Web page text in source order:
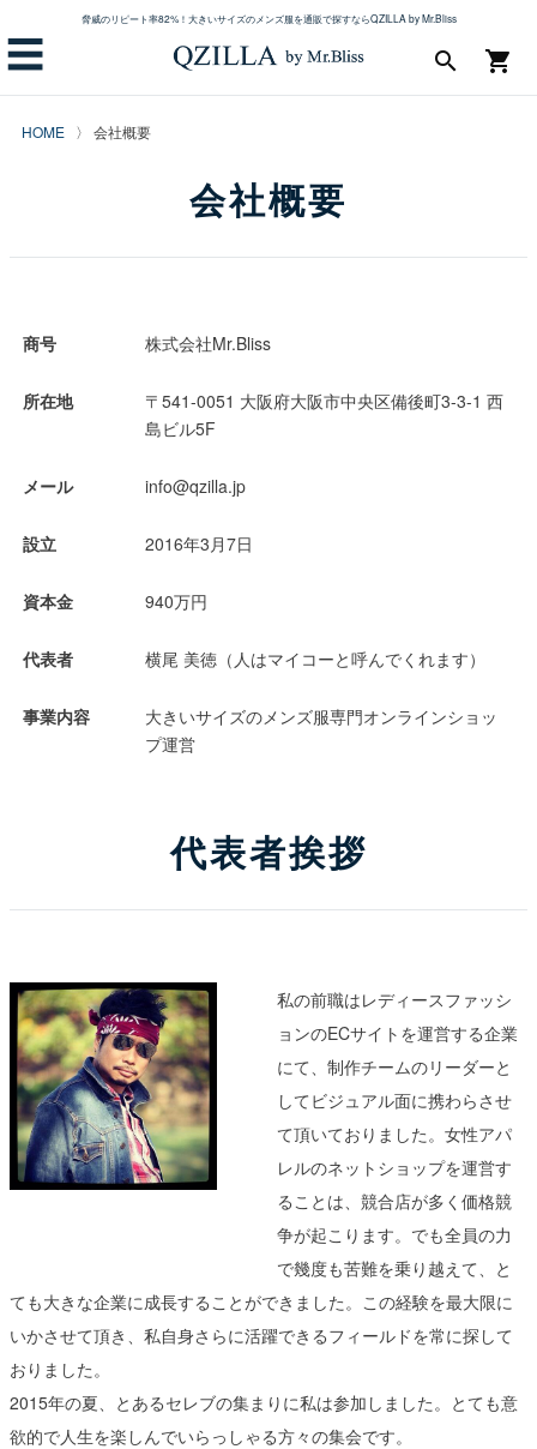
脅威のリピート率82%！大きいサイズのメンズ服を通販で探すならQZILLA by Mr.Bliss
☰ shopping_cart
search
HOME 会社概要
会社概要
商号 株式会社Mr.Bliss
所在地 541-0051 大阪府大阪市中央区備後町3-3-1 西
島ビル5F
メール info@qzilla.jp
設立 2016年3月7日
資本金 940万円
代表者 横尾 美徳（人はマイコーと呼んでくれます）
事業内容
大きいサイズのメンズ服専門オンラインショッ
プ運営
代表者挨拶
私の前職はレディースファッシ
ョンのECサイトを運営する企業
にて、制作チームのリーダーと
してビジュアル面に携わらさせ
て頂いておりました。女性アパ
レルのネットショップを運営す
ることは、競合店が多く価格競
争が起こります。でも全員の力
で幾度も苦難を乗り越えて、と
ても大きな企業に成長することができました。この経験を最大限に
いかさせて頂き、私自身さらに活躍できるフィールドを常に探して
おりました。
2015年の夏、とあるセレブの集まりに私は参加しました。とても意
欲的で人生を楽しんでいらっしゃる方々の集会です。